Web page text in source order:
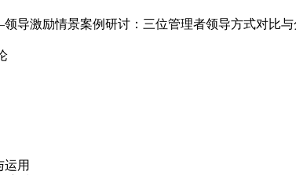
导激励情景案例研讨：三位管理者领导方式对比与
运用